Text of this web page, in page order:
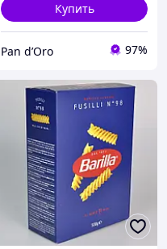
Купить
Pan d’Oro 97%